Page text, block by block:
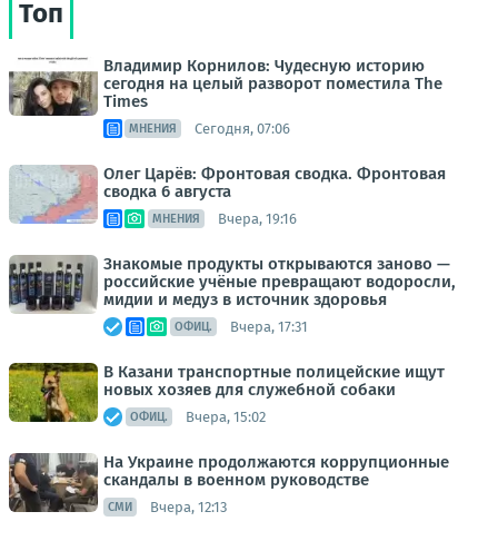
Топ
Владимир Корнилов: Чудесную историю
сегодня на целый разворот поместила The
Times
МНЕНИЯ Сегодня, 07:06
Олег Царёв: Фронтовая сводка. Фронтовая
сводка 6 августа
МНЕНИЯ Вчера, 19:16
Знакомые продукты открываются заново —
российские учёные превращают водоросли,
мидии и медуз в источник здоровья
ОФИЦ. Вчера, 17:31
В Казани транспортные полицейские ищут
новых хозяев для служебной собаки
ОФИЦ. Вчера, 15:02
На Украине продолжаются коррупционные
скандалы в военном руководстве
СМИ Вчера, 12:13